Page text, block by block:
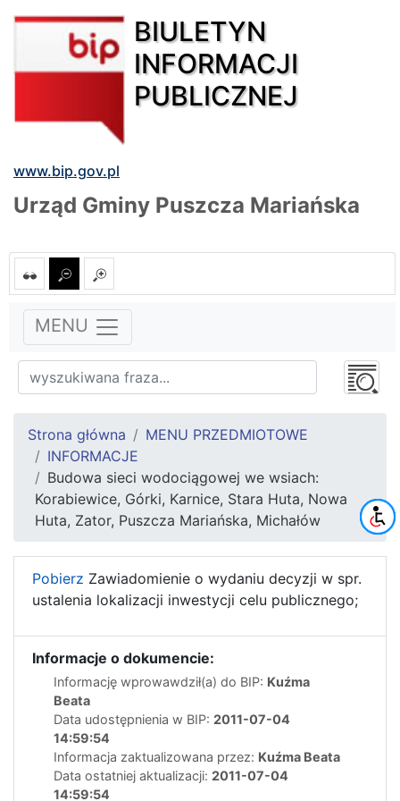
BIULETYN
INFORMACJI
PUBLICZNEJ
www.bip.gov.pl
Urząd Gminy Puszcza Mariańska
MENU
Strona główna
MENU PRZEDMIOTOWE
INFORMACJE
Budowa sieci wodociągowej we wsiach:
Korabiewice, Górki, Karnice, Stara Huta, Nowa
Huta, Zator, Puszcza Mariańska, Michałów
Pobierz Zawiadomienie o wydaniu decyzji w spr.
ustalenia lokalizacji inwestycji celu publicznego;
Informacje o dokumencie:
Informację wprowawdził(a) do BIP: Kuźma
Beata
Data udostępnienia w BIP: 2011-07-04
14:59:54
Informacja zaktualizowana przez: Kuźma Beata
Data ostatniej aktualizacji: 2011-07-04
14:59:54